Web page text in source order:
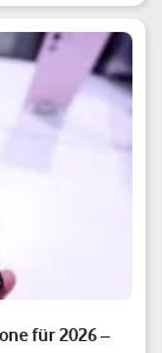
für 2026 –